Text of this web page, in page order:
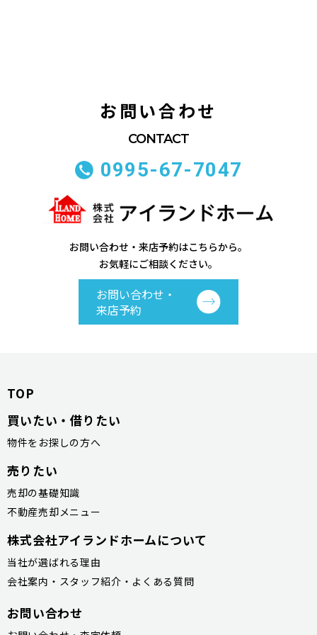
お問い合わせ
0995-67-7047
お問い合わせ・来店予約はこちらから。
お気軽にご相談ください。
お問い合わせ・
来店予約
TOP
買いたい・借りたい
物件をお探しの方へ
売りたい
売却の基礎知識
不動産売却メニュー
株式会社アイランドホームについて
当社が選ばれる理由
会社案内・スタッフ紹介・よくある質問
お問い合わせ